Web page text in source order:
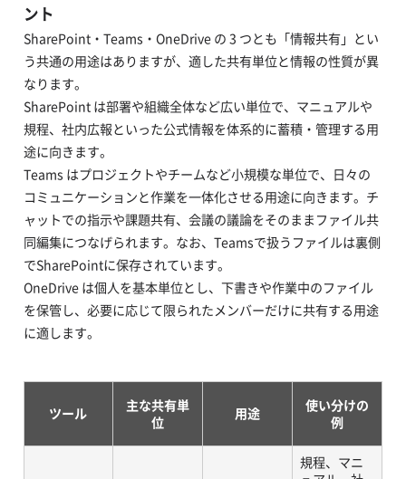
ント
SharePoint・Teams・OneDrive の 3 つとも「情報共有」とい
う共通の用途はありますが、適した共有単位と情報の性質が異
なります。
SharePoint は部署や組織全体など広い単位で、マニュアルや
規程、社内広報といった公式情報を体系的に蓄積・管理する用
途に向きます。
Teams はプロジェクトやチームなど小規模な単位で、日々の
コミュニケーションと作業を一体化させる用途に向きます。チ
ャットでの指示や課題共有、会議の議論をそのままファイル共
同編集につなげられます。なお、Teamsで扱うファイルは裏側
でSharePointに保存されています。
OneDrive は個人を基本単位とし、下書きや作業中のファイル
を保管し、必要に応じて限られたメンバーだけに共有する用途
に適します。
ツール
主な共有単
位
用途
使い分けの
例
規程、マニ